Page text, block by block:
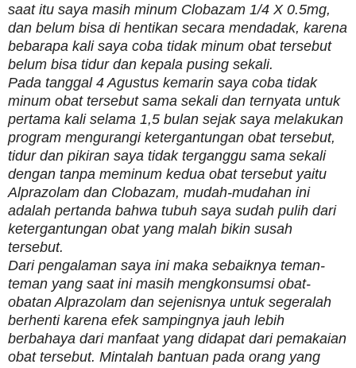
saat itu saya masih minum Clobazam 1/4 X 0.5mg,
dan belum bisa di hentikan secara mendadak, karena
bebarapa kali saya coba tidak minum obat tersebut
belum bisa tidur dan kepala pusing sekali.
Pada tanggal 4 Agustus kemarin saya coba tidak
minum obat tersebut sama sekali dan ternyata untuk
pertama kali selama 1,5 bulan sejak saya melakukan
program mengurangi ketergantungan obat tersebut,
tidur dan pikiran saya tidak terganggu sama sekali
dengan tanpa meminum kedua obat tersebut yaitu
Alprazolam dan Clobazam, mudah-mudahan ini
adalah pertanda bahwa tubuh saya sudah pulih dari
ketergantungan obat yang malah bikin susah
tersebut.
Dari pengalaman saya ini maka sebaiknya teman-
teman yang saat ini masih mengkonsumsi obat-
obatan Alprazolam dan sejenisnya untuk segeralah
berhenti karena efek sampingnya jauh lebih
berbahaya dari manfaat yang didapat dari pemakaian
obat tersebut. Mintalah bantuan pada orang yang